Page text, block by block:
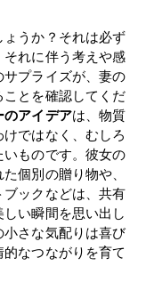
うか？それは必ず
れに伴う考えや感
プライズが、妻の
とを確認してくだ
のアイデアは、物質
ではなく、むしろ
ものです。彼女の
個別の贈り物や、
ックなどは、共有
い瞬間を思い出し
さな気配りは喜び
なつながりを育て